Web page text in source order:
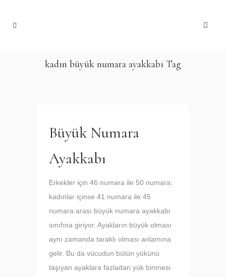
kadın büyük numara ayakkabı Tag
Büyük Numara
Ayakkabı
Erkekler için 46 numara ile 50 numara;
kadınlar içinse 41 numara ile 45
numara arası büyük numara ayakkabı
sınıfına giriyor. Ayakların büyük olması
aynı zamanda taraklı olması anlamına
gelir. Bu da vücudun bütün yükünü
taşıyan ayaklara fazladan yük binmesi